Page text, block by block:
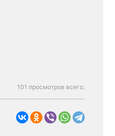
101 просмотров всего.